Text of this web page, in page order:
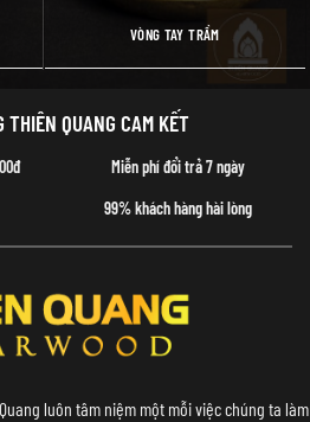
VÒNG TAY TRẦM
THIÊN QUANG CAM KẾT
Miễn phí đổi trả 7 ngày
99% khách hàng hài lòng
luôn tâm niệm một mỗi việc chúng ta làm